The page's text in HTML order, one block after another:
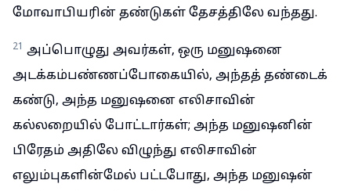
மோவாபியரின் தண்டுகள் தேசத்திலே வந்தது.
21 அப்பொழுது அவர்கள், ஒரு மனுஷனை
அடக்கம்பண்ணப்போகையில், அந்தத் தண்டைக்
கண்டு, அந்த மனுஷனை எலிசாவின்
கல்லறையில் போட்டார்கள்; அந்த மனுஷனின்
பிரேதம் அதிலே விழுந்து எலிசாவின்
எலும்புகளின்மேல் பட்டபோது, அந்த மனுஷன்